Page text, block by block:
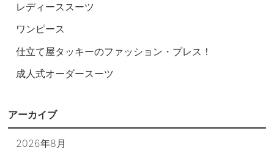
レディーススーツ
ワンピース
仕立て屋タッキーのファッション・プレス！
成人式オーダースーツ
アーカイブ
2026年8月